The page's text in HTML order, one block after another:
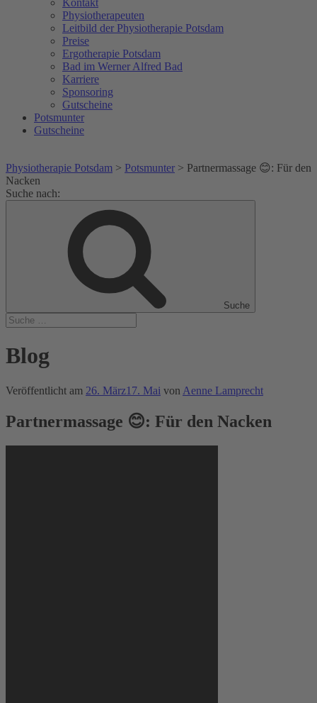
Kontakt
Physiotherapeuten
Leitbild der Physiotherapie Potsdam
Preise
Ergotherapie Potsdam
Bad im Werner Alfred Bad
Karriere
Sponsoring
Gutscheine
Potsmunter
Gutscheine
Physiotherapie Potsdam > Potsmunter > Partnermassage 😊: Für den
Nacken
Suche nach:
Suche
Blog
Veröffentlicht am 26. März17. Mai von Aenne Lamprecht
Partnermassage 😊: Für den Nacken